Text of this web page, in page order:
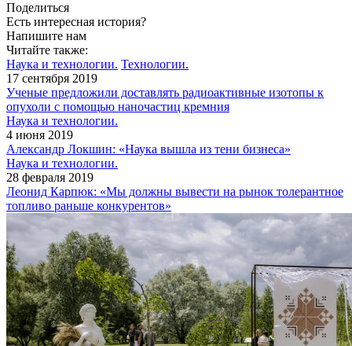
Поделиться
Есть интересная история?
Напишите нам
Читайте также:
Наука и технологии. Технологии.
17 сентября 2019
Ученые предложили доставлять радиоактивные изотопы к
опухоли с помощью наночастиц кремния
Наука и технологии.
4 июня 2019
Александр Локшин: «Наука вышла из тени бизнеса»
Наука и технологии.
28 февраля 2019
Леонид Карпюк: «Мы должны вывести на рынок толерантное
топливо раньше конкурентов»